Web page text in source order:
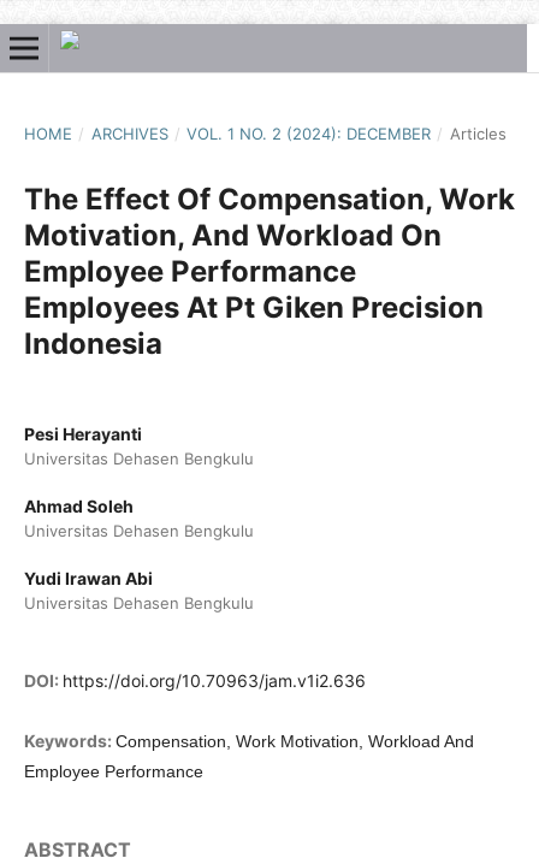
HOME / ARCHIVES / VOL. 1 NO. 2 (2024): DECEMBER / Articles
The Effect Of Compensation, Work
Motivation, And Workload On
Employee Performance
Employees At Pt Giken Precision
Indonesia
Pesi Herayanti
Universitas Dehasen Bengkulu
Ahmad Soleh
Universitas Dehasen Bengkulu
Yudi Irawan Abi
Universitas Dehasen Bengkulu
DOI: https://doi.org/10.70963/jam.v1i2.636
Keywords: Compensation, Work Motivation, Workload And
Employee Performance
ABSTRACT